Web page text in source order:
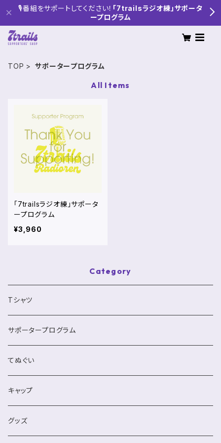
🎙番組をサポートしてください！ 「7trailsラジオ練」サポータ
ープログラム
TOP サポータープログラム
All Items
「7trailsラジオ練」サポータ
ープログラム
¥3,960
Category
Tシャツ
サポータープログラム
てぬぐい
キャップ
グッズ